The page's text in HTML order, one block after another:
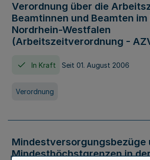
Verordnung über die
Beamtinnen und Beamten im
Nordrhein-Westfalen
(Arbeitszeitverordnung -
In Kraft Seit 01. August 2006
Verordnung
Mindestversorgungsbezüge
Mindesthöchstgrenzen in